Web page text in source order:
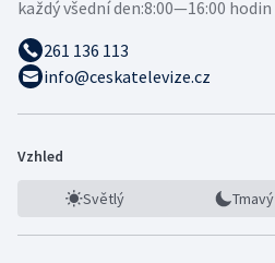
každý všední den:8:00—16:00 hodin
261 136 113
info@ceskatelevize.cz
Vzhled
Světlý Tmavý